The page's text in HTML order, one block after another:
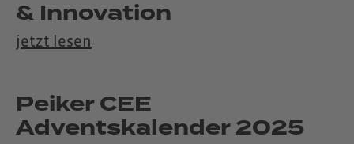
& Innovation
jetzt lesen
Peiker CEE
Adventskalender 2025